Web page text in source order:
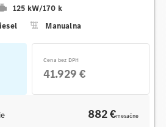
125 kW/170 k
Manualna
Cena bez DPH
41.929 €
882 €mesačne